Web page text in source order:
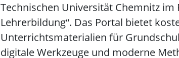
Technischen Universität Chemnitz
Lehrerbildung“. Das Portal bietet
Unterrichtsmaterialien für
digitale Werkzeuge und moderne